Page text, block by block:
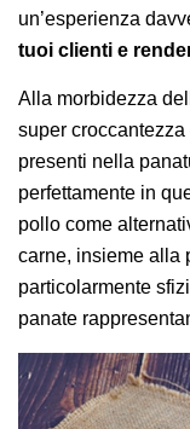
un’esperienza
tuoi clienti e
Alla morbidezza
super
presenti nella
perfettamente in
pollo come
carne, insieme alla
particolarmente
panate